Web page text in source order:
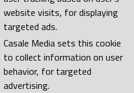
website visits, for displaying
targeted ads.
Casale Media sets this cookie
to collect information on user
behavior, for targeted
advertising.